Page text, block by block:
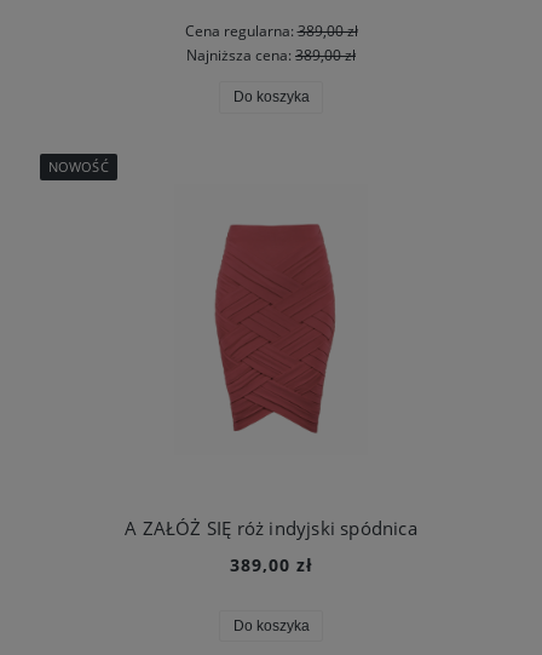
Cena regularna:389,00 zł
Najniższa cena: 389,00 zł
Do koszyka
A ZAŁÓŻ SIĘ róż indyjski spódnica
389,00 zł
Do koszyka
NOWOŚĆ